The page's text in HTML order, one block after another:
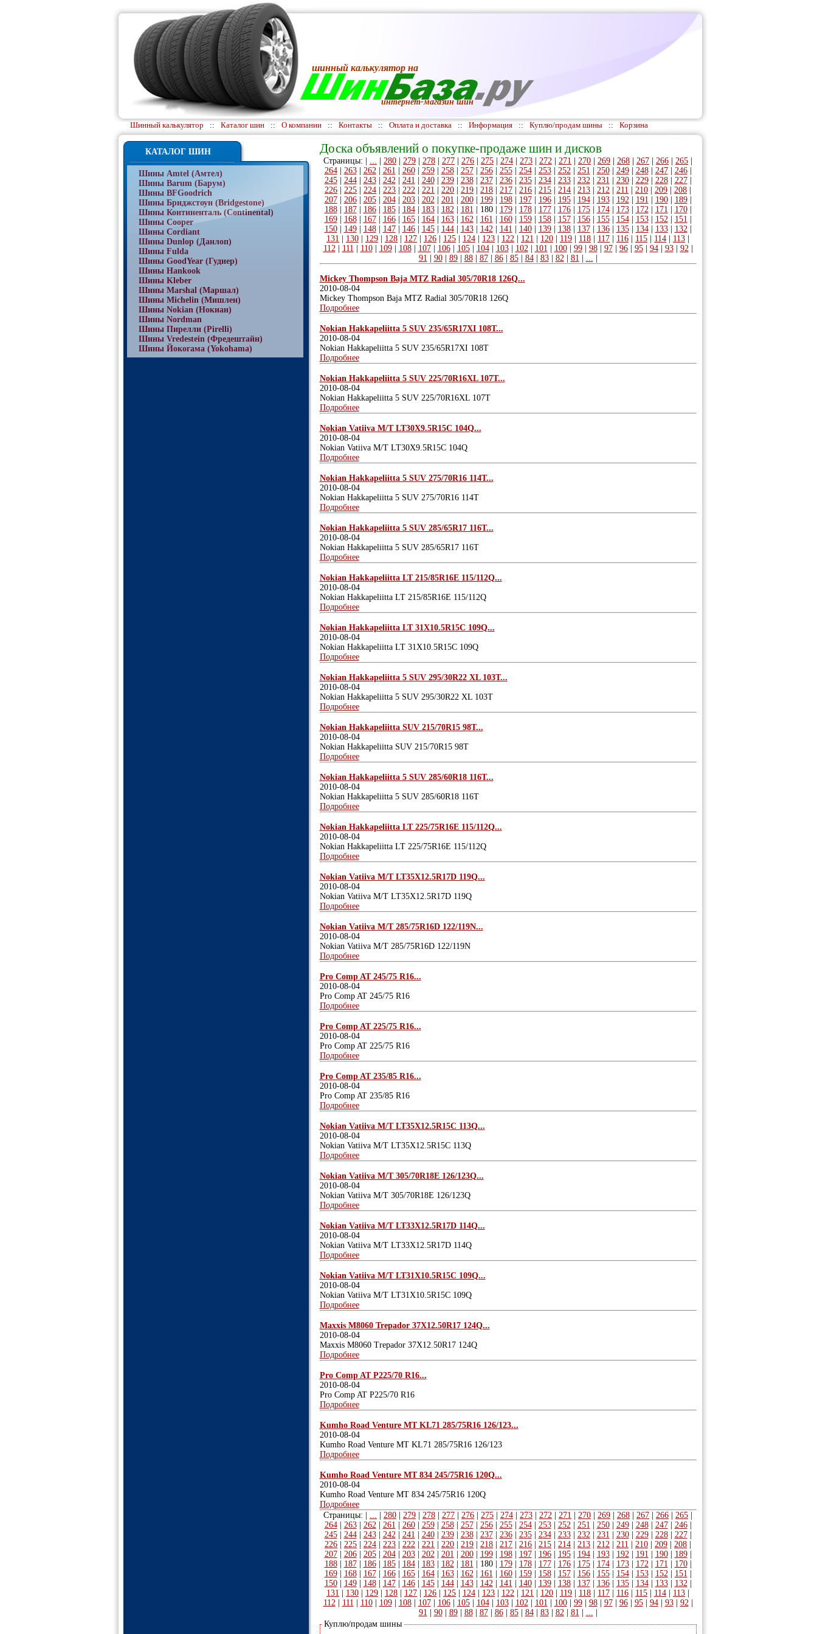
шинный калькуляторна
интернет-магазин шин
Шинный калькулятор :: Каталог шин :: О компании :: Контакты :: Оплата и доставка :: Информация :: Куплю/продам шины :: Корзина
КАТАЛОГ ШИН
Шины Amtel (Амтел)
Шины Barum (Барум)
Шины BFGoodrich
Шины Бриджстоун (Bridgestone)
Шины Континенталь (Continental)
Шины Cooper
Шины Cordiant
Шины Dunlop (Данлоп)
Шины Fulda
Шины GoodYear (Гудиер)
Шины Hankook
Шины Kleber
Шины Marshal (Маршал)
Шины Michelin (Мишлен)
Шины Nokian (Нокиан)
Шины Nordman
Шины Пирелли (Pirelli)
Шины Vredestein (Фредештайн)
Шины Йокогама (Yokohama)
Доска объявлений о покупке-продаже шин и дисков
Страницы: | ... 280 279 278 277 276 275 274 273 272 271 270 269 268 267 266 265
264| 263| 262| 261 260| 259| 258| 257| 256| 255| 254| 253| 252| 251 250| 249| 248| 247| 246|
245| 244| 243| 242| 241 240| 239| 238| 237| 236| 235| 234| 233| 232| 231 230| 229| 228| 227|
226
225 224 223 222 221 220 219 218 217 216 215 214 213 212 211 210 209 208
207| 206| 205| 204| 203| 202| 201 200| 199| 198| 197| 196| 195| 194| 193| 192| 191 190| 189|
188| 187| 186| 185| 184| 183| 182| 181 180| 179| 178| 177| 176| 175| 174| 173| 172| 171 170|
169| 168| 167| 166| 165| 164| 163| 162| 161 160| 159| 158| 157| 156| 155| 154| 153| 152| 151
150| 149| 148| 147| 146| 145| 144| 143| 142| 141 140| 139| 138| 137| 136| 135| 134| 133| 132|
131
130 129 128 127 126 125 124 123 122 121 120 119 118 117 116 115 114 113
112| 111 110| 109| 108| 107| 106| 105| 104| 103| 102| 101 100| 99| 98| 97| 96| 95| 94| 93| 92|
91
90| 89| 88| 87| 86| 85| 84| 83| 82| 81 ...
Mickey Thompson Baja MTZ Radial 305/70R18 126Q...
2010-08-04
Mickey Thompson Baja MTZ Radial 305/70R18 126Q
Подробнее
Nokian Hakkapeliitta 5 SUV 235/65R17XI 108T...
2010-08-04
Nokian Hakkapeliitta 5 SUV 235/65R17XI 108T
Подробнее
Nokian Hakkapeliitta 5 SUV 225/70R16XL 107T...
2010-08-04
Nokian Hakkapeliitta 5 SUV 225/70R16XL 107T
Подробнее
Nokian Vatiiva M/T LT30X9.5R15C 104Q...
2010-08-04
Nokian Vatiiva M/T LT30X9.5R15C 104Q
Подробнее
Nokian Hakkapeliitta 5 SUV 275/70R16 114T...
2010-08-04
Nokian Hakkapeliitta 5 SUV 275/70R16 114T
Подробнее
Nokian Hakkapeliitta 5 SUV 285/65R17 116T...
2010-08-04
Nokian Hakkapeliitta 5 SUV 285/65R17 116T
Подробнее
Nokian Hakkapeliitta LT 215/85R16E 115/112Q...
2010-08-04
Nokian Hakkapeliitta LT 215/85R16E 115/112Q
Подробнее
Nokian Hakkapeliitta LT 31X10.5R15C 109Q...
2010-08-04
Nokian Hakkapeliitta LT 31X10.5R15C 109Q
Подробнее
Nokian Hakkapeliitta 5 SUV 295/30R22 XL 103T...
2010-08-04
Nokian Hakkapeliitta 5 SUV 295/30R22 XL 103T
Подробнее
Nokian Hakkapeliitta SUV 215/70R15 98T...
2010-08-04
Nokian Hakkapeliitta SUV 215/70R15 98T
Подробнее
Nokian Hakkapeliitta 5 SUV 285/60R18 116T...
2010-08-04
Nokian Hakkapeliitta 5 SUV 285/60R18 116T
Подробнее
Nokian Hakkapeliitta LT 225/75R16E 115/112Q...
2010-08-04
Nokian Hakkapeliitta LT 225/75R16E 115/112Q
Подробнее
Nokian Vatiiva M/T LT35X12.5R17D 119Q...
2010-08-04
Nokian Vatiiva M/T LT35X12.5R17D 119Q
Подробнее
Nokian Vatiiva M/T 285/75R16D 122/119N...
2010-08-04
Nokian Vatiiva M/T 285/75R16D 122/119N
Подробнее
Pro Comp AT 245/75 R16...
2010-08-04
Pro Comp AT 245/75 R16
Подробнее
Pro Comp AT 225/75 R16...
2010-08-04
Pro Comp AT 225/75 R16
Подробнее
Pro Comp AT 235/85 R16...
2010-08-04
Pro Comp AT 235/85 R16
Подробнее
Nokian Vatiiva M/T LT35X12.5R15C 113Q...
2010-08-04
Nokian Vatiiva M/T LT35X12.5R15C 113Q
Подробнее
Nokian Vatiiva M/T 305/70R18E 126/123Q...
2010-08-04
Nokian Vatiiva M/T 305/70R18E 126/123Q
Подробнее
Nokian Vatiiva M/T LT33X12.5R17D 114Q...
2010-08-04
Nokian Vatiiva M/T LT33X12.5R17D 114Q
Подробнее
Nokian Vatiiva M/T LT31X10.5R15C 109Q...
2010-08-04
Nokian Vatiiva M/T LT31X10.5R15C 109Q
Подробнее
Maxxis M8060 Trepador 37X12.50R17 124Q...
2010-08-04
Maxxis M8060 Trepador 37X12.50R17 124Q
Подробнее
Pro Comp AT P225/70 R16...
2010-08-04
Pro Comp AT P225/70 R16
Подробнее
Kumho Road Venture MT KL71 285/75R16 126/123...
2010-08-04
Kumho Road Venture MT KL71 285/75R16 126/123
Подробнее
Kumho Road Venture MT 834 245/75R16 120Q...
2010-08-04
Kumho Road Venture MT 834 245/75R16 120Q
Подробнее
Страницы: | ... 280 279 278 277 276 275 274 273 272 271 270 269 268 267 266 265
264| 263| 262| 261 260| 259| 258| 257| 256| 255| 254| 253| 252| 251 250| 249| 248| 247| 246|
245| 244| 243| 242| 241 240| 239| 238| 237| 236| 235| 234| 233| 232| 231 230| 229| 228| 227|
226
225 224 223 222 221 220 219 218 217 216 215 214 213 212 211 210 209 208
207| 206| 205| 204| 203| 202| 201 200| 199| 198| 197| 196| 195| 194| 193| 192| 191 190| 189|
188| 187| 186| 185| 184| 183| 182| 181 180| 179| 178| 177| 176| 175| 174| 173| 172| 171 170|
169| 168| 167| 166| 165| 164| 163| 162| 161 160| 159| 158| 157| 156| 155| 154| 153| 152| 151
150| 149| 148| 147| 146| 145| 144| 143| 142| 141 140| 139| 138| 137| 136| 135| 134| 133| 132|
131
130 129 128 127 126 125 124 123 122 121 120 119 118 117 116 115 114 113
112| 111 110| 109| 108| 107| 106| 105| 104| 103| 102| 101 100| 99| 98| 97| 96| 95| 94| 93| 92|
91
90| 89| 88| 87| 86| 85| 84| 83| 82| 81 ...
Куплю/продам шины